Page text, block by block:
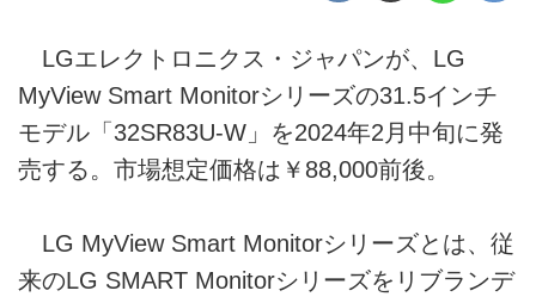
LGエレクトロニクス・ジャパンが、LG
MyView Smart Monitorシリーズの31.5インチ
モデル「32SR83U-W」を2024年2月中旬に発
売する。市場想定価格は￥88,000前後。
LG MyView Smart Monitorシリーズとは、従
来のLG SMART Monitorシリーズをリブランデ